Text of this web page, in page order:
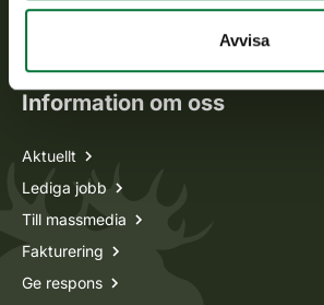
Avvisa
Oma riista -tjänsten
Ansökan om licenser och dispenser
Information om oss
Aktuellt
Lediga jobb
Till massmedia
Fakturering
Ge respons